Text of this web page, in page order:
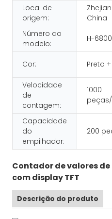
Local de
origem:
China
Número do
modelo:
H-6800
Cor: Preto
Velocidade
de
contagem:
1000
Capacidade
do
empilhador:
200
Contador de valores
com display TFT
Descrição do produto